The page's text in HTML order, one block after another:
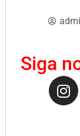
Siga